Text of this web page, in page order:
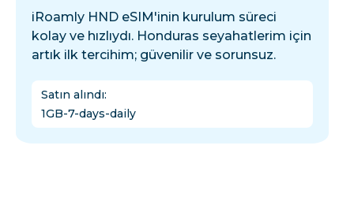
iRoamly HND eSIM'inin kurulum süreci
kolay ve hızlıydı. Honduras seyahatlerim için
artık ilk tercihim; güvenilir ve sorunsuz.
Satın alındı:
1GB-7-days-daily